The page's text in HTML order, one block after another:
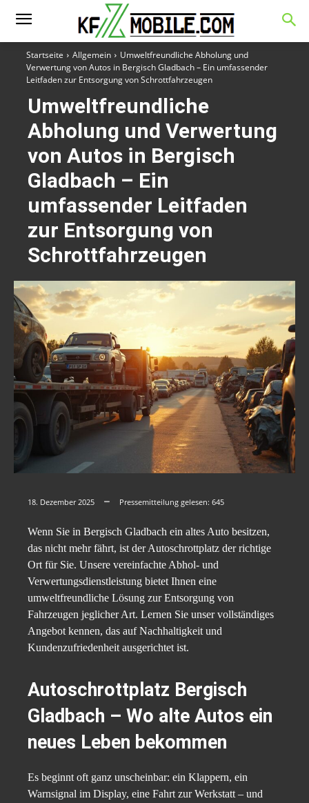
Startseite Allgemein
Umweltfreundliche Abholung und
Verwertung von Autos in Bergisch Gladbach – Ein umfassender
Leitfaden zur Entsorgung von Schrottfahrzeugen
Umweltfreundliche
Abholung und Verwertung
von Autos in Bergisch
Gladbach – Ein
umfassender Leitfaden
zur Entsorgung von
Schrottfahrzeugen
18. Dezember 2025 Pressemitteilung gelesen: 645
Wenn Sie in Bergisch Gladbach ein altes Auto besitzen,
das nicht mehr fährt, ist der Autoschrottplatz der richtige
Ort für Sie. Unsere vereinfachte Abhol- und
Verwertungsdienstleistung bietet Ihnen eine
umweltfreundliche Lösung zur Entsorgung von
Fahrzeugen jeglicher Art. Lernen Sie unser vollständiges
Angebot kennen, das auf Nachhaltigkeit und
Kundenzufriedenheit ausgerichtet ist.
Autoschrottplatz Bergisch
Gladbach – Wo alte Autos ein
neues Leben bekommen
Es beginnt oft ganz unscheinbar: ein Klappern, ein
Warnsignal im Display, eine Fahrt zur Werkstatt – und